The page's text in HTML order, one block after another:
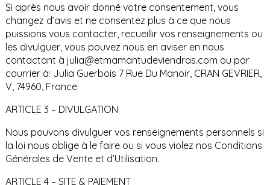
Si après nous avoir donné votre consentement, vous
changez d’avis et ne consentez plus à ce que nous
puissions vous contacter, recueillir vos renseignements ou
les divulguer, vous pouvez nous en aviser en nous
contactant à julia@etmamantudeviendras.com ou par
courrier à: Julia Guerbois 7 Rue Du Manoir, CRAN GEVRIER,
V, 74960, France
ARTICLE 3 – DIVULGATION
Nous pouvons divulguer vos renseignements personnels si
la loi nous oblige à le faire ou si vous violez nos Conditions
Générales de Vente et d’Utilisation.
ARTICLE 4 – SITE & PAIEMENT